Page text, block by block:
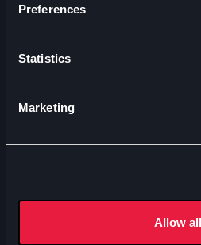
Preferences
Statistics
Marketing
Allow all